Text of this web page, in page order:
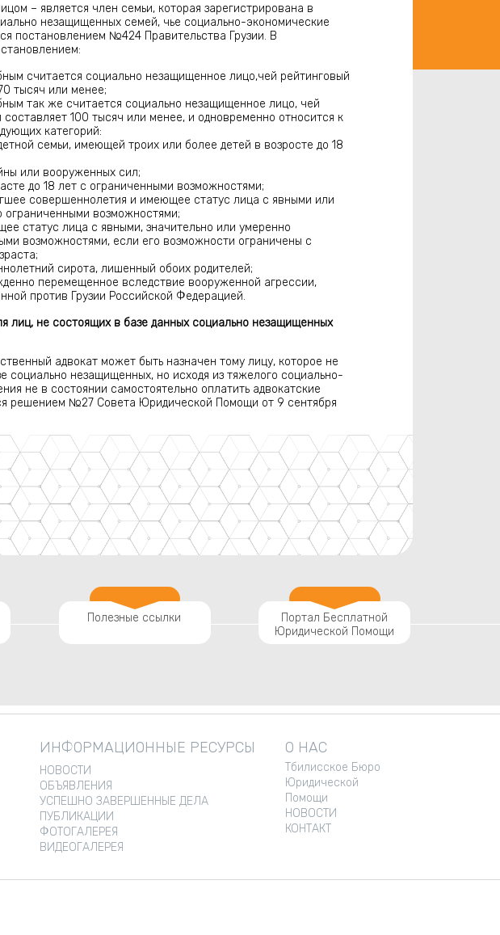
– является член семьи, которая зарегистрирована в
незащищенных семей, чье социально-экономические
постановлением №424 Правительства Грузии. В
считается социально незащищенное лицо,чей рейтинговый
тысяч или менее;
так же считается социально незащищенное лицо, чей
составляет 100 тысяч или менее, и одновременно относится к
категорий:
семьи, имеющей троих или более детей в возросте до 18
или вооруженных сил;
до 18 лет с ограниченными возможностями;
совершеннолетия и имеющее статус лица с явными или
ограниченными возможностями;
статус лица с явными, значительно или умеренно
возможностями, если его возможности ограничены с
сирота, лишенный обоих родителей;
перемещенное вследствие вооруженной агрессии,
против Грузии Российской Федерацией.
лиц, не состоящих в базе данных социально незащищенных
адвокат может быть назначен тому лицу, которое не
социально незащищенных, но исходя из тяжелого социально-
не в состоянии самостоятельно оплатить адвокатские
решением №27 Совета Юридической Помощи от 9 сентября
Полезные ссылки
Портал Бесплатной
Юридической Помощи
ИНФОРМАЦИОННЫЕ РЕСУРСЫ
НОВОСТИ
ОБЪЯВЛЕНИЯ
УСПЕШНО ЗАВЕРШЕННЫЕ ДЕЛА
ПУБЛИКАЦИИ
ФОТОГАЛЕРЕЯ
ВИДЕОГАЛЕРЕЯ
О НАС
Тбилисское Бюро
Юридической
Помощи
НОВОСТИ
КОНТАКТ